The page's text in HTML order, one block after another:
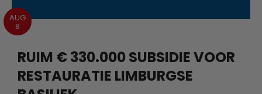
AUG
8
RUIM € 330.000 SUBSIDIE VOOR
RESTAURATIE LIMBURGSE